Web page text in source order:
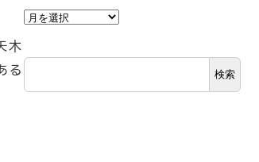
木
る
ア
カ
検索